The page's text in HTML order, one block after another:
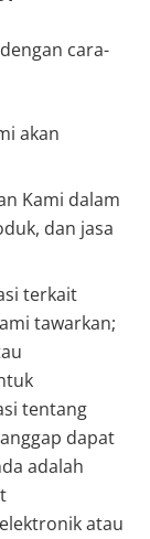
cara-
akan
Kami dalam
dan jasa
terkait
tawarkan;
tentang
dapat
adalah
atau